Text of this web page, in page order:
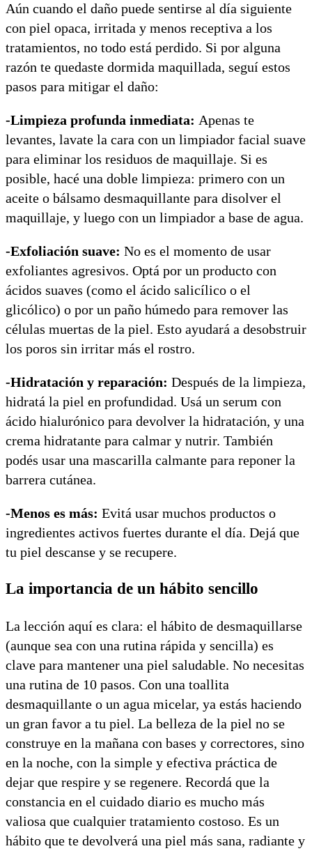
Aún cuando el daño puede sentirse al día siguiente
con piel opaca, irritada y menos receptiva a los
tratamientos, no todo está perdido. Si por alguna
razón te quedaste dormida maquillada, seguí estos
pasos para mitigar el daño:
-Limpieza profunda inmediata: Apenas te
levantes, lavate la cara con un limpiador facial suave
para eliminar los residuos de maquillaje. Si es
posible, hacé una doble limpieza: primero con un
aceite o bálsamo desmaquillante para disolver el
maquillaje, y luego con un limpiador a base de agua.
-Exfoliación suave: No es el momento de usar
exfoliantes agresivos. Optá por un producto con
ácidos suaves (como el ácido salicílico o el
glicólico) o por un paño húmedo para remover las
células muertas de la piel. Esto ayudará a desobstruir
los poros sin irritar más el rostro.
-Hidratación y reparación: Después de la limpieza,
hidratá la piel en profundidad. Usá un serum con
ácido hialurónico para devolver la hidratación, y una
crema hidratante para calmar y nutrir. También
podés usar una mascarilla calmante para reponer la
barrera cutánea.
-Menos es más: Evitá usar muchos productos o
ingredientes activos fuertes durante el día. Dejá que
tu piel descanse y se recupere.
La importancia de un hábito sencillo
La lección aquí es clara: el hábito de desmaquillarse
(aunque sea con una rutina rápida y sencilla) es
clave para mantener una piel saludable. No necesitas
una rutina de 10 pasos. Con una toallita
desmaquillante o un agua micelar, ya estás haciendo
un gran favor a tu piel. La belleza de la piel no se
construye en la mañana con bases y correctores, sino
en la noche, con la simple y efectiva práctica de
dejar que respire y se regenere. Recordá que la
constancia en el cuidado diario es mucho más
valiosa que cualquier tratamiento costoso. Es un
hábito que te devolverá una piel más sana, radiante y